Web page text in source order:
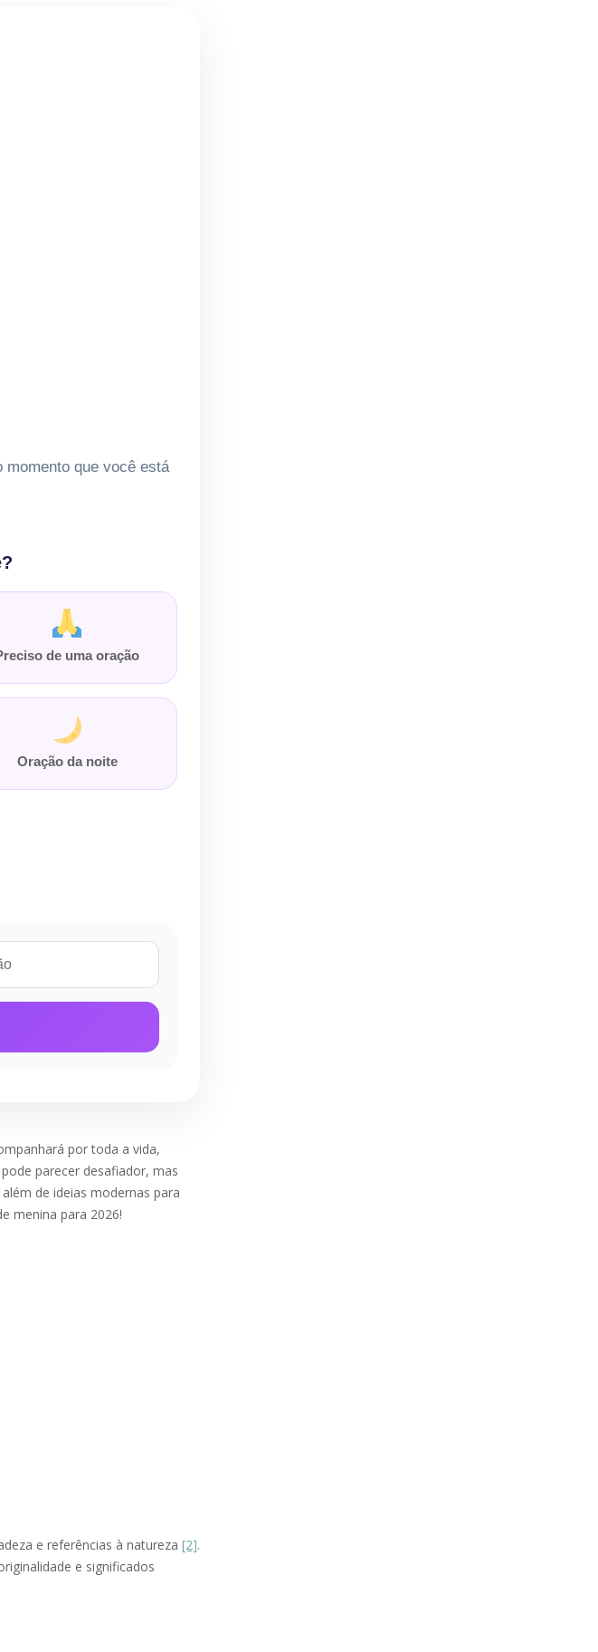
momento que você está
de uma oração
Oração da noite
por toda a vida,
parecer desafiador, mas
de ideias modernas para
menina para 2026!
e referências à natureza [2].
e significados